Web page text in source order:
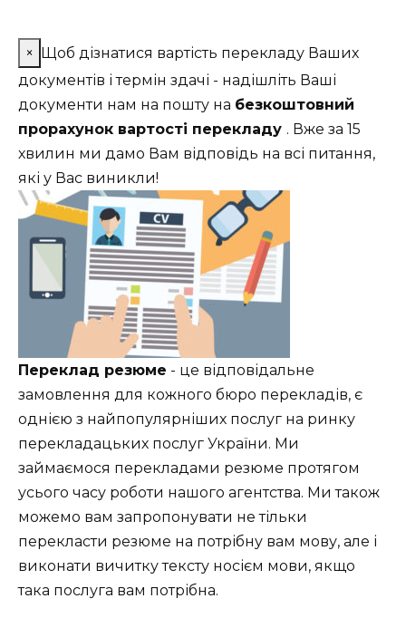
×
Щоб дізнатися вартість перекладу Ваших
документів і термін здачі - надішліть Ваші
документи нам на пошту на безкоштовний
прорахунок вартості перекладу . Вже за 15
хвилин ми дамо Вам відповідь на всі питання,
які у Вас виникли!
Переклад резюме - це відповідальне
замовлення для кожного бюро перекладів, є
однією з найпопулярніших послуг на ринку
перекладацьких послуг України. Ми
займаємося перекладами резюме протягом
усього часу роботи нашого агентства. Ми також
можемо вам запропонувати не тільки
перекласти резюме на потрібну вам мову, але і
виконати вичитку тексту носієм мови, якщо
така послуга вам потрібна.